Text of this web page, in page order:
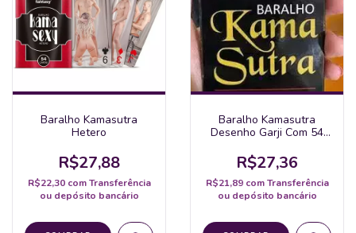
Baralho Kamasutra
Hetero
R$27,88
R$22,30 com Transferência
ou depósito bancário
Baralho Kamasutra
Desenho Garji Com 54
R$27,36
R$21,89 com Transferência
ou depósito bancário